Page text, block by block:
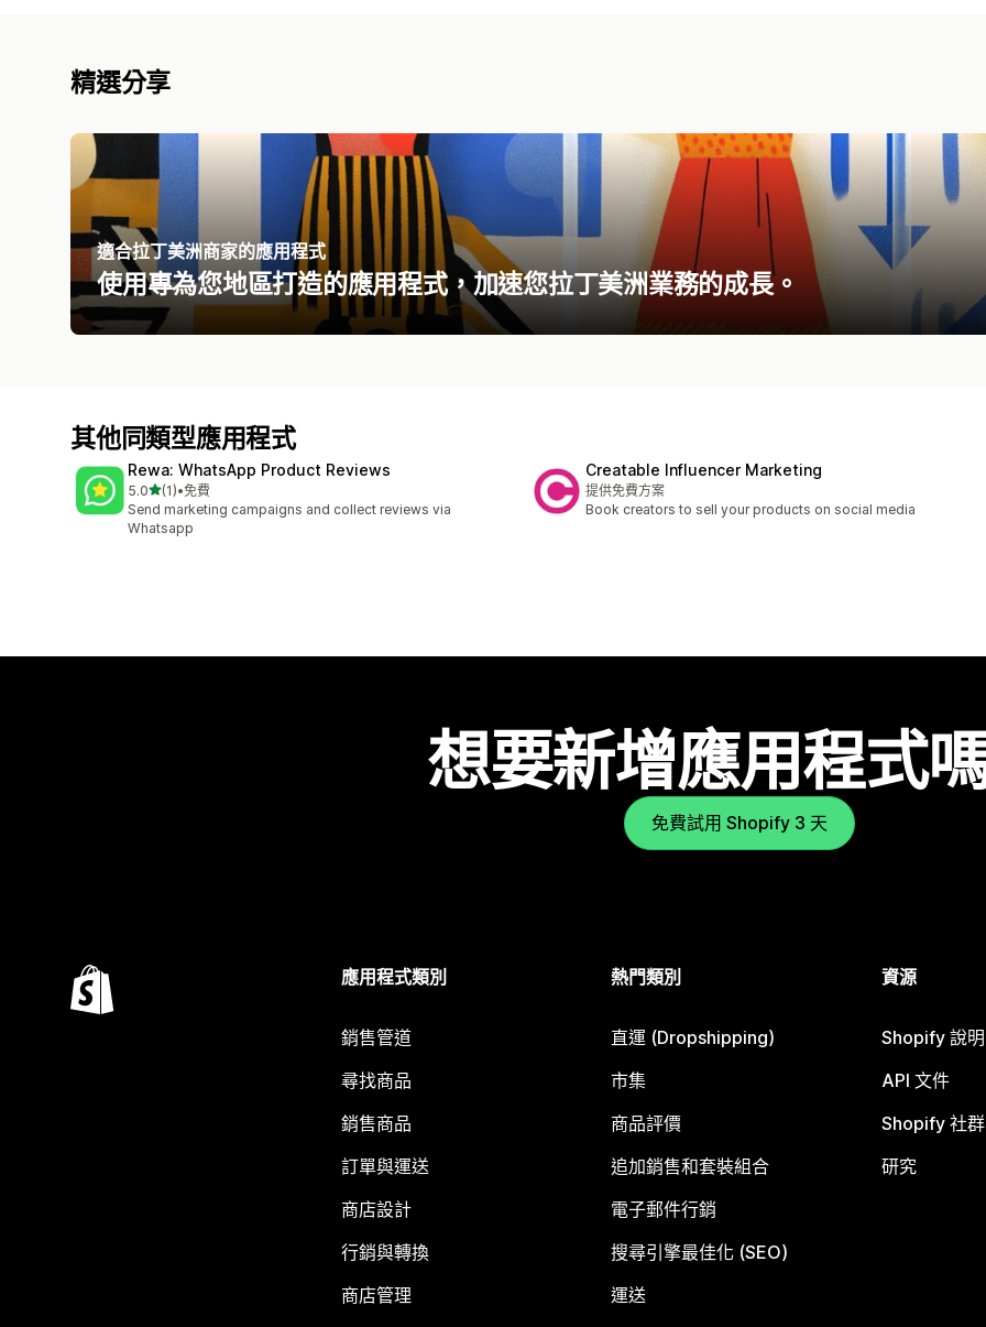
精選分享
適合拉丁美洲商家的應用程式
使用專為您地區打造的應用程式，加速您拉丁美洲業務的成長。
其他同類型應用程式
Rewa: WhatsApp Product Reviews
5.0滿分 5 顆星
(1)
共有 1 則評價
•免費
Send marketing campaigns and collect reviews via
Whatsapp
Creatable Influencer Marketing
提供免費方案
Book creators to sell your products on social media
想要新增應用程式
免費試用 Shopify 3 天
應用程式類別
銷售管道
尋找商品
銷售商品
訂單與運送
商店設計
行銷與轉換
商店管理
熱門類別
直運 (Dropshipping)
市集
商品評價
追加銷售和套裝組合
電子郵件行銷
搜尋引擎最佳化 (SEO)
運送
資源
Shopify 說
API 文件
Shopify 社群
研究